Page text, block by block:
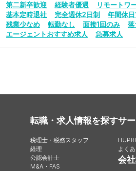
第二新卒歓迎
経験者優遇
リモートワ
基本定時退社
完全週休2日制
年間休
残業少なめ
転勤なし 面接1回のみ
落
エージェントおすすめ求人
急募求人
転職・求人情報を探す
税理士・税務スタッフ
経理
公認会計士
M&A・FAS
サ
よく
会